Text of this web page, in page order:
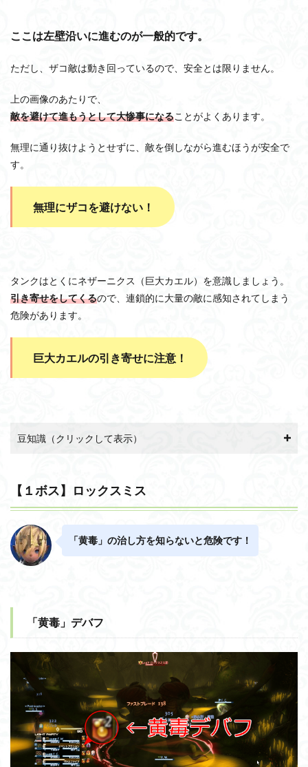
ここは左壁沿いに進むのが一般的です。
ただし、ザコ敵は動き回っているので、安全とは限りません。
上の画像のあたりで、
敵を避けて進もうとして大惨事になることがよくあります。
無理に通り抜けようとせずに、敵を倒しながら進むほうが安全で
す。
無理にザコを避けない！
タンクはとくにネザーニクス（巨大カエル）を意識しましょう。
引き寄せをしてくるので、連鎖的に大量の敵に感知されてしまう
危険があります。
巨大カエルの引き寄せに注意！
豆知識（クリックして表示）
【１ボス】ロックスミス
「黄毒」の治し方を知らないと危険です！
「黄毒」デバフ